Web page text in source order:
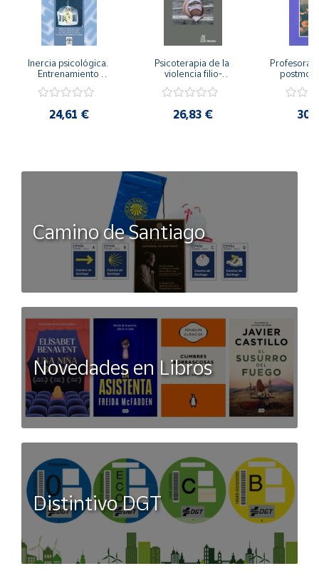
Inercia psicológica.
Entrenamiento
Igualdad de Género.
24,61 €
Psicoterapia de la
violencia filio-
secreto y la
26,83 €
Camino de Santiago
Novedades en Libros
Distintivo DGT